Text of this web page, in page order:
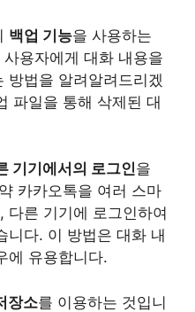
백업 기능을 사용하는
용자에게 대화 내용을
방법을 알려알려드리겠
파일을 통해 삭제된 대
기기에서의 로그인을
카카오톡을 여러 스마
다른 기기에 로그인하여
니다. 이 방법은 대화 내
에 유용합니다.
장소를 이용하는 것입니